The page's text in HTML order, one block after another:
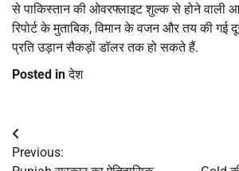
से पाकिस्तान की ओवरफ्लाइट शुल्क से होने वाली
रिपोर्ट के मुताबिक, विमान के वजन और तय की गई
प्रति उड़ान सैकड़ों डॉलर तक हो सकते हैं.
Posted inदेश
Post
navigation
Previous: